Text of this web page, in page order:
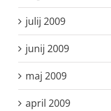
julij 2009
junij 2009
maj 2009
april 2009